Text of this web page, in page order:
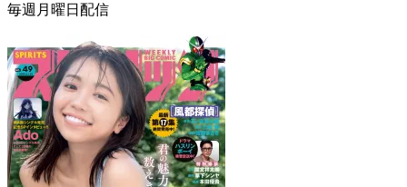
毎週月曜日配信